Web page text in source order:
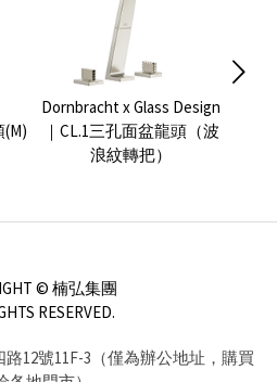
Dornbracht x Glass Design
｜CL.1三孔面盆龍頭（波
浪紋轉把）
© 楠弘集團
RESERVED.
12號11F-3（僅為辦公地址，購買